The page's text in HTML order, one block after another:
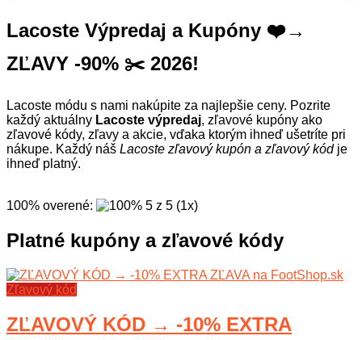
Lacoste Výpredaj a Kupóny ❤️→
ZĽAVY -90% ✂️ 2026!
Lacoste módu s nami nakúpite za najlepšie ceny. Pozrite
každý aktuálny Lacoste výpredaj, zľavové kupóny ako
zľavové kódy, zľavy a akcie, vďaka ktorým ihneď ušetríte pri
nákupe. Každý náš Lacoste zľavový kupón a zľavový kódje
ihneď platný.
100% overené: 5 z 5 (1x)
Platné kupóny a zľavové kódy
Zľavový kód
ZĽAVOVÝ KÓD → -10% EXTRA